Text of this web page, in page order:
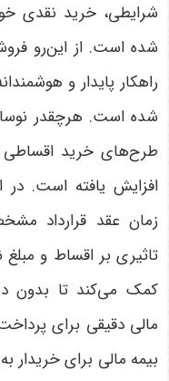
شرایطی، خرید نقدی
شده است. از این‌رو
راهکار پایدار و
شده است. هرچقدر
طرح‌های خرید اقساطی
افزایش یافته است. در
زمان عقد قرارداد
تاثیری بر اقساط و
کمک می‌کند تا بدون
مالی دقیقی برای
بیمه مالی برای خریدار